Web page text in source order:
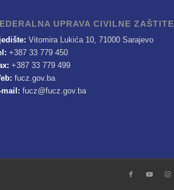
UPRAVA CIVILNE ZAŠTITE
Vitomira Lukića 10, 71000 Sarajevo
+387 33 779 450
+387 33 779 499
fucz.gov.ba
mail: fucz@fucz.gov.ba